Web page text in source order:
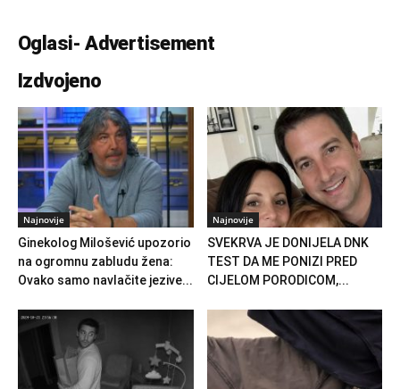
Oglasi- Advertisement
Izdvojeno
Najnovije
Ginekolog Milošević upozorio
na ogromnu zabludu žena:
Ovako samo navlačite jezive...
Najnovije
SVEKRVA JE DONIJELA DNK
TEST DA ME PONIZI PRED
CIJELOM PORODICOM,...